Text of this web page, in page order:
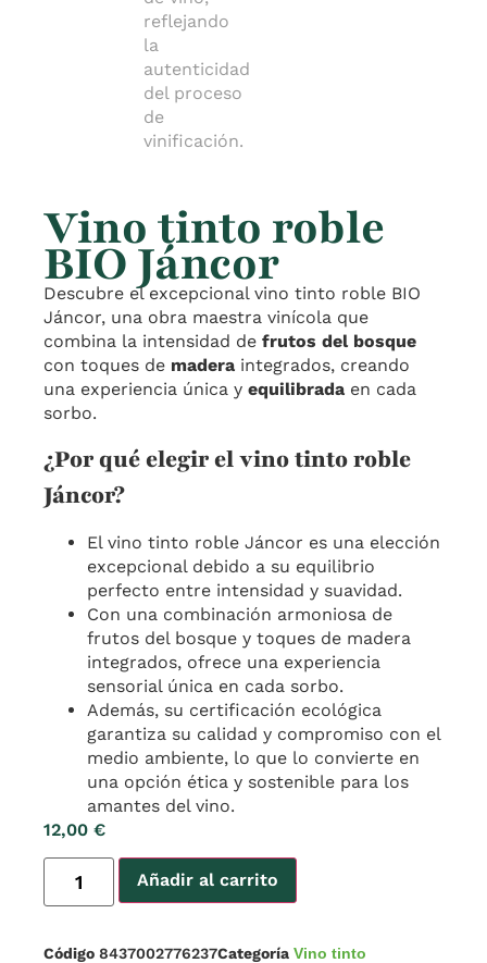
Vino tinto roble
BIO Jáncor
Descubre el excepcional vino tinto roble BIO
Jáncor, una obra maestra vinícola que
combina la intensidad de frutos del bosque
con toques de madera integrados, creando
una experiencia única y equilibrada en cada
sorbo.
¿Por qué elegir el vino tinto roble
Jáncor?
El vino tinto roble Jáncor es una elección
excepcional debido a su equilibrio
perfecto entre intensidad y suavidad.
Con una combinación armoniosa de
frutos del bosque y toques de madera
integrados, ofrece una experiencia
sensorial única en cada sorbo.
Además, su certificación ecológica
garantiza su calidad y compromiso con el
medio ambiente, lo que lo convierte en
una opción ética y sostenible para los
amantes del vino.
12,00 €
Añadir al carrito
Código 8437002776237Categoría Vino tinto